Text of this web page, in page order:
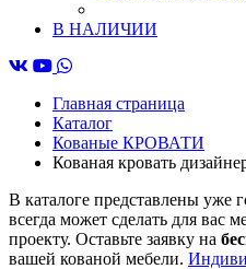
В НАЛИЧИИ
Главная страница
Каталог
Кованые КРОВАТИ
Кованая кровать
В каталоге представлены уже
всегда может сделать для вас
проекту. Оставьте заявку на
вашей кованой мебели.